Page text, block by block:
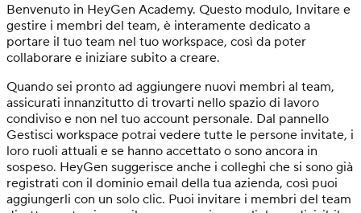
Benvenuto in HeyGen Academy. Questo modulo, Invitare e
gestire i membri del team, è interamente dedicato a
portare il tuo team nel tuo workspace, così da poter
collaborare e iniziare subito a creare.
Quando sei pronto ad aggiungere nuovi membri al team,
assicurati innanzitutto di trovarti nello spazio di lavoro
condiviso e non nel tuo account personale. Dal pannello
Gestisci workspace potrai vedere tutte le persone invitate, i
loro ruoli attuali e se hanno accettato o sono ancora in
sospeso. HeyGen suggerisce anche i colleghi che si sono già
registrati con il dominio email della tua azienda, così puoi
aggiungerli con un solo clic. Puoi invitare i membri del team